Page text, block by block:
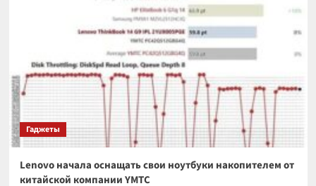
Гаджеты
Lenovo начала оснащать свои ноутбуки накопителем от
китайской компании YMTC